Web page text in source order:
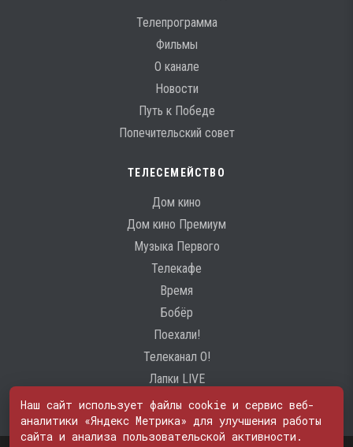
Телепрограмма
Фильмы
О канале
Новости
Путь к Победе
Попечительский совет
ТЕЛЕСЕМЕЙСТВО
Дом кино
Дом кино Премиум
Музыка Первого
Телекафе
Время
Бобёр
Поехали!
Телеканал О!
Лапки LIVE
Наш сайт использует файлы cookie и сервис веб-
аналитики «Яндекс Метрика» для улучшения работы
сайта и анализа пользовательской активности.